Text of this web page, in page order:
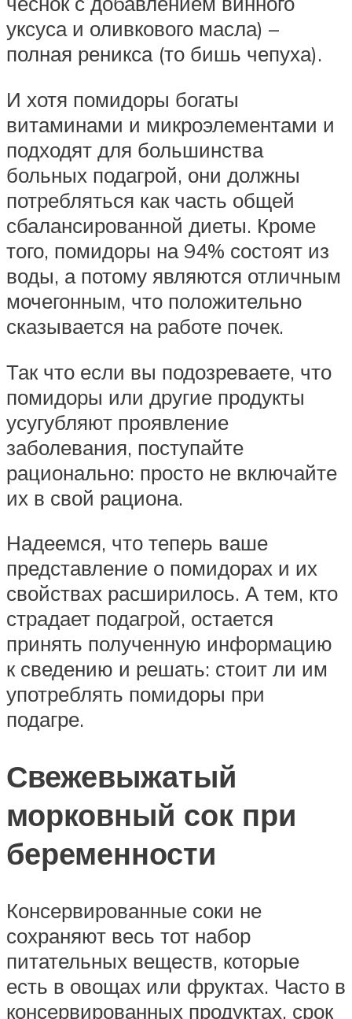
уксуса и оливкового масла) –
полная реникса (то бишь чепуха).
И хотя помидоры богаты
витаминами и микроэлементами и
подходят для большинства
больных подагрой, они должны
потребляться как часть общей
сбалансированной диеты. Кроме
того, помидоры на 94% состоят из
воды, а потому являются отличным
мочегонным, что положительно
сказывается на работе почек.
Так что если вы подозреваете, что
помидоры или другие продукты
усугубляют проявление
заболевания, поступайте
рационально: просто не включайте
их в свой рациона.
Надеемся, что теперь ваше
представление о помидорах и их
свойствах расширилось. А тем, кто
страдает подагрой, остается
принять полученную информацию
к сведению и решать: стоит ли им
употреблять помидоры при
подагре.
Свежевыжатый
морковный сок при
беременности
Консервированные соки не
сохраняют весь тот набор
питательных веществ, которые
есть в овощах или фруктах. Часто в
консервированных продуктах, срок